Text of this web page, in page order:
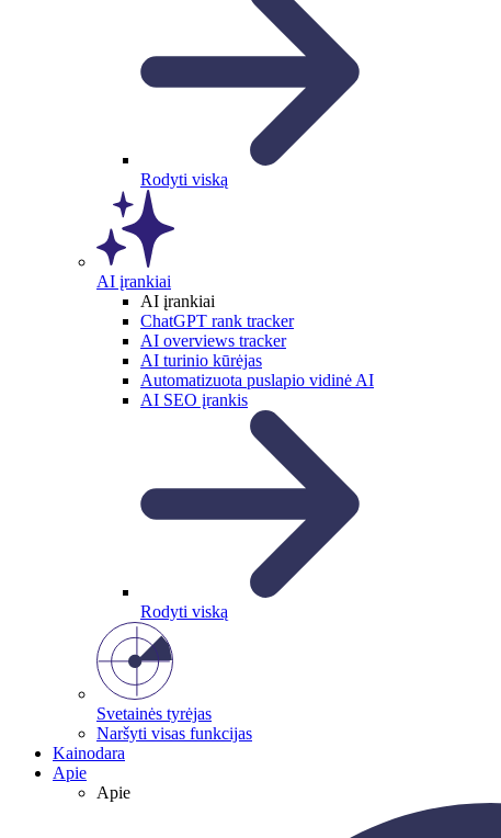
Rodyti viską
AI įrankiai
AI įrankiai
ChatGPT rank tracker
AI overviews tracker
AI turinio kūrėjas
Automatizuota puslapio vidinė AI
AI SEO įrankis
Rodyti viską
Svetainės tyrėjas
Naršyti visas funkcijas
Kainodara
Apie
Apie